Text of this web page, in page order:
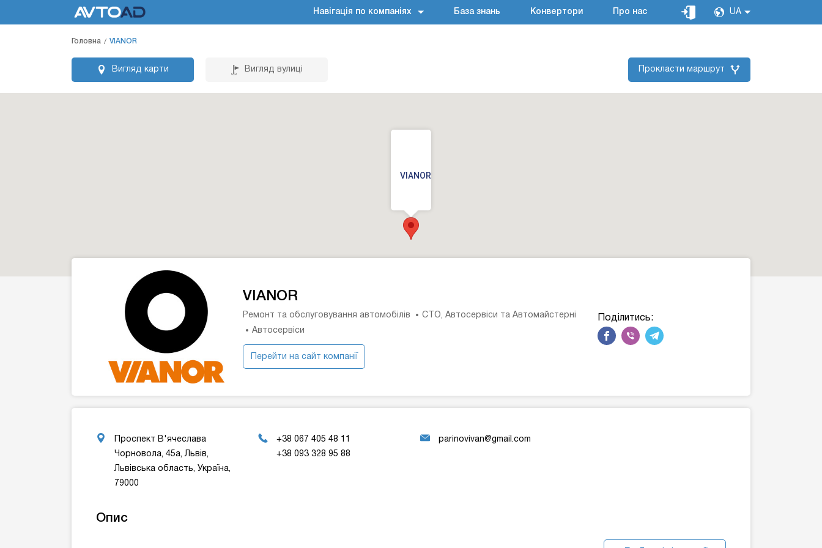
Навігація по компаніях База знань Конвертори Про нас UA
Головна VIANOR
Вигляд карти Вигляд вулиці Прокласти маршрут
VIANOR
VIANOR
Ремонт та обслуговування автомобілів
СТО, Автосервіси та Автомайстерні
Автосервіси
Перейти на сайт компанії
Поділитись:
Проспект В'ячеслава
Чорновола, 45а, Львів,
Львівська область, Україна,
79000
+38 067 405 48 11
+38 093 328 95 88
parinovivan@gmail.com
Опис